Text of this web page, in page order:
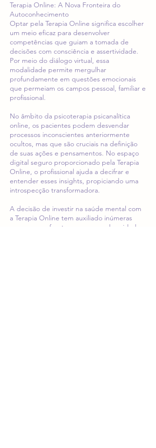
Terapia Online: A Nova Fronteira do
Autoconhecimento
Optar pela Terapia Online significa escolher
um meio eficaz para desenvolver
competências que guiam a tomada de
decisões com consciência e assertividade.
Por meio do diálogo virtual, essa
modalidade permite mergulhar
profundamente em questões emocionais
que permeiam os campos pessoal, familiar e
profissional.
No âmbito da psicoterapia psicanalítica
online, os pacientes podem desvendar
processos inconscientes anteriormente
ocultos, mas que são cruciais na definição
de suas ações e pensamentos. No espaço
digital seguro proporcionado pela Terapia
Online, o profissional ajuda a decifrar e
entender esses insights, propiciando uma
introspecção transformadora.
A decisão de investir na saúde mental com
a Terapia Online tem auxiliado inúmeras
pessoas a enfrentar e superar adversidades,